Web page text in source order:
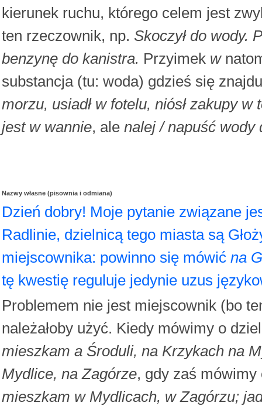
kierunek ruchu, którego celem jest
ten rzeczownik, np. Skoczył do wody.
benzynę do kanistra. Przyimek w
substancja (tu: woda) gdzieś się
morzu, usiadł w fotelu, niósł zakupy w
jest w wannie, ale nalej / napuść wody
Nazwy własne (pisownia i odmiana)
Dzień dobry! Moje pytanie związane
Radlinie, dzielnicą tego miasta są
miejscownika: powinno się mówić na
tę kwestię reguluje jedynie uzus
Problemem nie jest miejscownik (bo
należałoby użyć. Kiedy mówimy o
mieszkam a Środuli, na Krzykach na
Mydlice, na Zagórze, gdy zaś
mieszkam w Mydlicach, w Zagórzu;